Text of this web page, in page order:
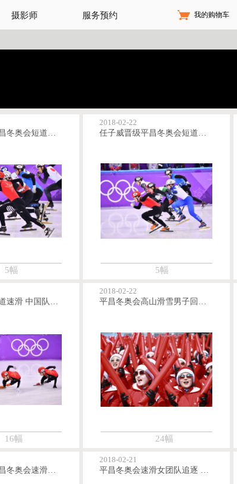
摄影师 服务预约 我的购物车
武大靖晋级平昌冬奥会短道速滑男子500米半决赛
5幅
2018-02-22
任子威晋级平昌冬奥会短道速滑男子500米半决赛
5幅
平昌冬奥会短道速滑 中国队队员赛前适应场地训练
16幅
2018-02-22
平昌冬奥会高山滑雪男子回转第一轮 朝鲜拉拉队助阵
24幅
日美荷瓜分平昌冬奥会速滑女子团队追逐赛奖牌
2018-02-21
平昌冬奥会速滑女团队追逐 C组决赛中国队战胜德国队